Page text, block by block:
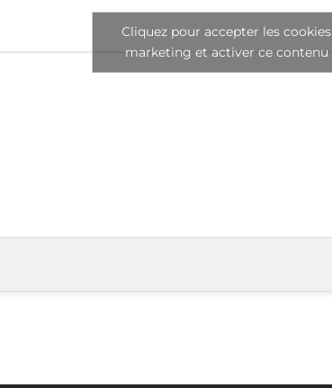
Cliquez pour accepter les cookies
marketing et activer ce contenu